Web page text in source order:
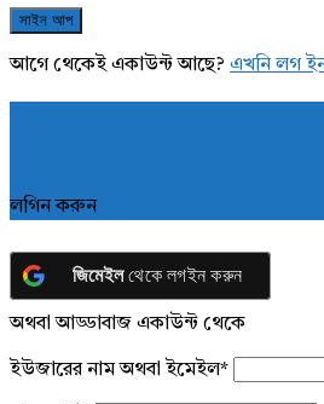
আগে থেকেই একাউন্ট আছে? এখনি লগ
লগিন করুন
জিমেইলথেকে লগইন করুন
অথবা আড্ডাবাজ একাউন্ট থেকে
ইউজারের নাম অথবা ইমেইল*